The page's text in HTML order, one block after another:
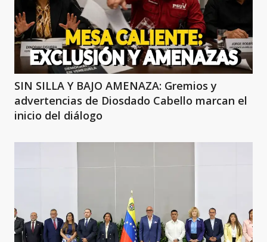
SIN SILLA Y BAJO AMENAZA: Gremios y
advertencias de Diosdado Cabello marcan el
inicio del diálogo